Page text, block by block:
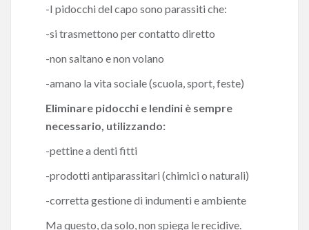
-I pidocchi del capo sono parassiti che:
-si trasmettono per contatto diretto
-non saltano e non volano
-amano la vita sociale (scuola, sport, feste)
Eliminare pidocchi e lendini è sempre
necessario, utilizzando:
-pettine a denti fitti
-prodotti antiparassitari (chimici o naturali)
-corretta gestione di indumenti e ambiente
Ma questo, da solo, non spiega le recidive.